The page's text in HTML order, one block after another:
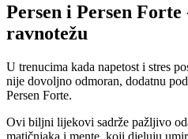
Persen i Persen
ravnotežu
U trenucima kada napetost i stres
nije dovoljno odmoran, dodatnu
Persen Forte.
Ovi biljni lijekovi sadrže pažljivo
matičnjaka i mente, koji djeluju